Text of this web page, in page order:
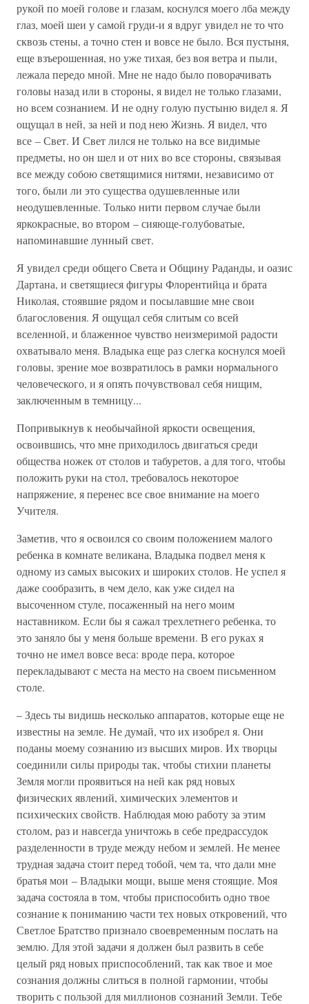
рукой по моей голове и глазам, коснулся моего лба между
глаз, моей шеи у самой груди-и я вдруг увидел не то что
сквозь стены, а точно стен и вовсе не было. Вся пустыня,
еще взъерошенная, но уже тихая, без воя ветра и пыли,
лежала передо мной. Мне не надо было поворачивать
головы назад или в стороны, я видел не только глазами,
но всем сознанием. И не одну голую пустыню видел я. Я
ощущал в ней, за ней и под нею Жизнь. Я видел, что
все – Свет. И Свет лился не только на все видимые
предметы, но он шел и от них во все стороны, связывая
все между собою светящимися нитями, независимо от
того, были ли это существа одушевленные или
неодушевленные. Только нити первом случае были
яркокрасные, во втором – сияюще-голубоватые,
напоминавшие лунный свет.
Я увидел среди общего Света и Общину Раданды, и оазис
Дартана, и светящиеся фигуры Флорентийца и брата
Николая, стоявшие рядом и посылавшие мне свои
благословения. Я ощущал себя слитым со всей
вселенной, и блаженное чувство неизмеримой радости
охватывало меня. Владыка еще раз слегка коснулся моей
головы, зрение мое возвратилось в рамки нормального
человеческого, и я опять почувствовал себя нищим,
заключенным в темницу...
Попривыкнув к необычайной яркости освещения,
освоившись, что мне приходилось двигаться среди
общества ножек от столов и табуретов, а для того, чтобы
положить руки на стол, требовалось некоторое
напряжение, я перенес все свое внимание на моего
Учителя.
Заметив, что я освоился со своим положением малого
ребенка в комнате великана, Владыка подвел меня к
одному из самых высоких и широких столов. Не успел я
даже сообразить, в чем дело, как уже сидел на
высоченном стуле, посаженный на него моим
наставником. Если бы я сажал трехлетнего ребенка, то
это заняло бы у меня больше времени. В его руках я
точно не имел вовсе веса: вроде пера, которое
перекладывают с места на место на своем письменном
столе.
– Здесь ты видишь несколько аппаратов, которые еще не
известны на земле. Не думай, что их изобрел я. Они
поданы моему сознанию из высших миров. Их творцы
соединили силы природы так, чтобы стихии планеты
Земля могли проявиться на ней как ряд новых
физических явлений, химических элементов и
психических свойств. Наблюдая мою работу за этим
столом, раз и навсегда уничтожь в себе предрассудок
разделенности в труде между небом и землей. Не менее
трудная задача стоит перед тобой, чем та, что дали мне
братья мои – Владыки мощи, выше меня стоящие. Моя
задача состояла в том, чтобы приспособить одно твое
сознание к пониманию части тех новых откровений, что
Светлое Братство признало своевременным послать на
землю. Для этой задачи я должен был развить в себе
целый ряд новых приспособлений, так как твое и мое
сознания должны слиться в полной гармонии, чтобы
творить с пользой для миллионов сознаний Земли. Тебе